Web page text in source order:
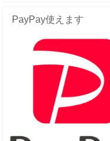
PayPay使えます